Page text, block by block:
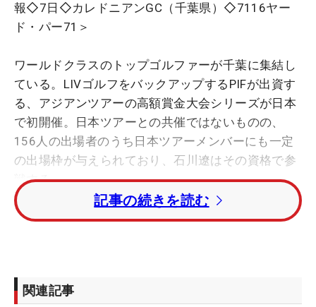
報◇7日◇カレドニアンGC（千葉県）◇7116ヤー
ド・パー71＞
ワールドクラスのトップゴルファーが千葉に集結し
ている。LIVゴルフをバックアップするPIFが出資す
る、アジアンツアーの高額賞金大会シリーズが日本
で初開催。日本ツアーとの共催ではないものの、
156人の出場者のうち日本ツアーメンバーにも一定
の出場枠が与えられており、石川遼はその資格で参
戦する。
ここ数年、日本で海外ツアーを開催する機会が増え
ンシップとして5年間開催）を開催予定。ほかに
も、日欧共催「ISPS HANDA 欧州・日本どっちが勝
記事の続きを読む
関連記事